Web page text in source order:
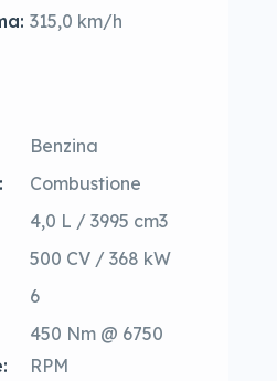
315,0 km/h
Benzina
Combustione
4,0 L / 3995 cm3
500 CV / 368 kW
6
450 Nm @ 6750
RPM